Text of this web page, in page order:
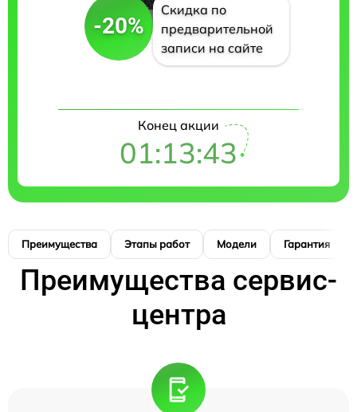
-20%
Скидка по
предварительной
записи на сайте
Конец акции
01:13:42
Преимущества Этапы работ Модели Гарантия
Преимущества сервис-
центра